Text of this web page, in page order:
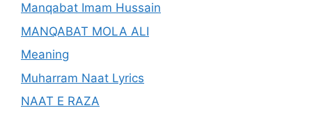
Manqabat Imam Hussain
MANQABAT MOLA ALI
Meaning
Muharram Naat Lyrics
NAAT E RAZA